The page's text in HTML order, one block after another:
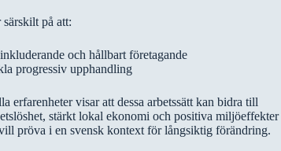
på att:
och hållbart företagande
progressiv upphandling
erfarenheter visar att dessa arbetssätt kan bidra till
stärkt lokal ekonomi och positiva miljöeffekter
pröva i en svensk kontext för långsiktig förändring.